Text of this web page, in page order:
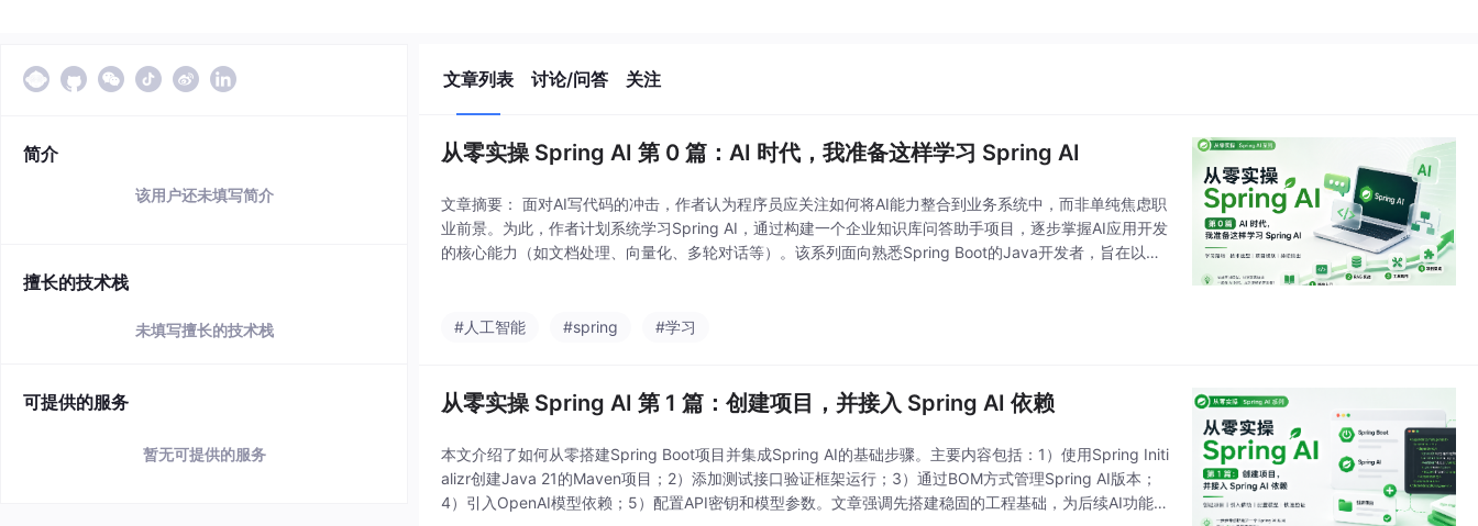
简介
该用户还未填写简介
擅长的技术栈
未填写擅长的技术栈
可提供的服务
暂无可提供的服务
文章列表 讨论/问答 关注
从零实操 Spring AI 第 0 篇：AI 时代，我准备这样学习 Spring AI
文章摘要： 面对AI写代码的冲击，作者认为程序员应关注如何将AI能力整合到业务系统中，而非单纯焦虑职
业前景。为此，作者计划系统学习Spring AI，通过构建一个企业知识库问答助手项目，逐步掌握AI应用开发
的核心能力（如文档处理、向量化、多轮对话等）。该系列面向熟悉Spring Boot的Java开发者，旨在以实
#人工智能 #spring #学习
从零实操 Spring AI 第 1 篇：创建项目，并接入 Spring AI 依赖
本文介绍了如何从零搭建Spring Boot项目并集成Spring AI的基础步骤。主要内容包括：1）使用Spring Initi
alizr创建Java 21的Maven项目；2）添加测试接口验证框架运行；3）通过BOM方式管理Spring AI版本；
4）引入OpenAI模型依赖；5）配置API密钥和模型参数。文章强调先搭建稳固的工程基础，为后续AI功能开